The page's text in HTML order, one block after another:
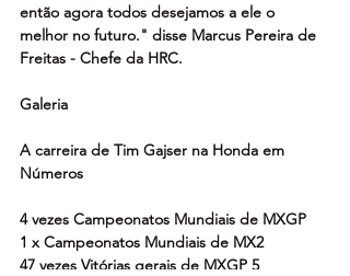
então agora todos desejamos a ele o
melhor no futuro." disse Marcus Pereira de
Freitas - Chefe da HRC.
Galeria
A carreira de Tim Gajser na Honda em
Números
4 vezes Campeonatos Mundiais de MXGP
1 x Campeonatos Mundiais de MX2
47 vezes Vitórias gerais de MXGP 5